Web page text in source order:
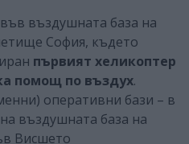
въздушната база на
София, където
първият хеликоптер
помощ по въздух.
оперативни бази – в
въздушната база на
Висшето